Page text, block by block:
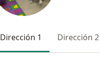
Dirección 1 Dirección 2